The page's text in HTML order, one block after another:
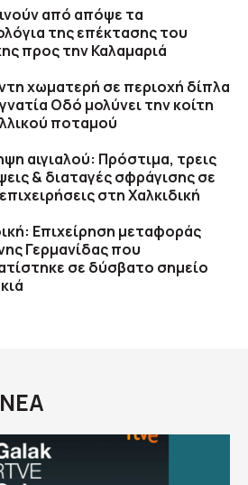
από απόψε τα
της επέκτασης του
προς την Καλαμαριά
χωματερή σε περιοχή δίπλα
Οδό μολύνει την κοίτη
ποταμού
αιγιαλού: Πρόστιμα, τρεις
& διαταγές σφράγισης σε
στη Χαλκιδική
Επιχείρηση μεταφοράς
Γερμανίδας που
σε δύσβατο σημείο